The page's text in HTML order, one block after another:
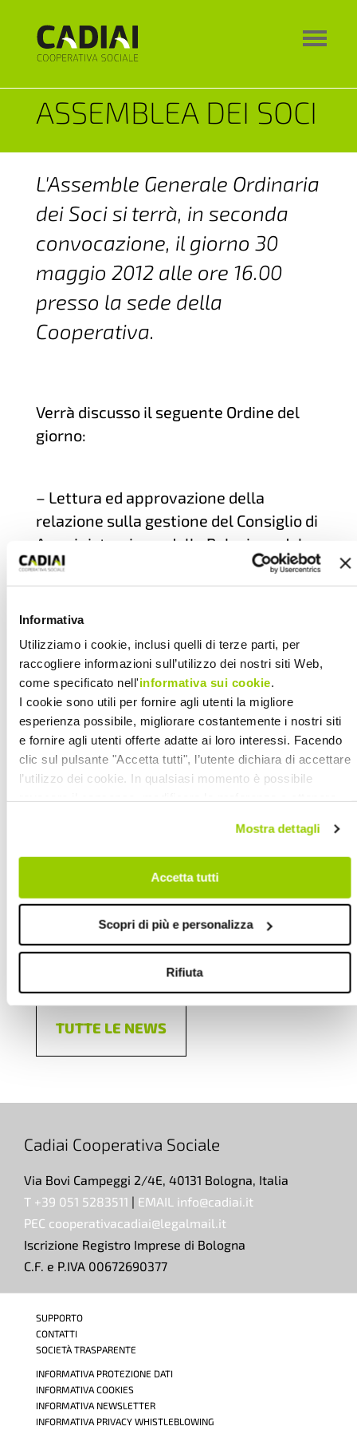
Informativa
Utilizziamo i cookie, inclusi quelli di terze parti, per
raccogliere informazioni sull’utilizzo dei nostri siti Web,
come specificato nell'informativa sui cookie.
I cookie sono utili per fornire agli utenti la migliore
esperienza possibile, migliorare costantemente i nostri siti
e fornire agli utenti offerte adatte ai loro interessi. Facendo
clic sul pulsante "Accetta tutti", l’utente dichiara di accettare
l’utilizzo dei cookie. In qualsiasi momento è possibile
su "Scopri di più e personalizza". Chiudendo questa
informativa con l’apposito tasto in alto a destra continui
Mostra dettagli
Accetta tutti
Scopri di più e personalizza
Rifiuta
ASSEMBLEA DEI SOCI
L'Assemble Generale Ordinaria
dei Soci si terrà, in seconda
convocazione, il giorno 30
maggio 2012 alle ore 16.00
presso la sede della
Cooperativa.
Verrà discusso il seguente Ordine del
giorno:
– Lettura ed approvazione della
relazione sulla gestione del Consiglio di
Amministrazione, della Relazione del
Collegio Sindacale e del Bilancio
Consuntivo al 31.12.2011;
– Presentazione del Bilancio Sociale
2011;
– Nomina Collegio Sindacale e
determinazione del compenso;
23.05.2012
TUTTE LE NEWS
Cadiai Cooperativa Sociale
Via Bovi Campeggi 2/4E, 40131 Bologna, Italia
T +39 051 5283511 | EMAIL info@cadiai.it
PEC cooperativacadiai@legalmail.it
Iscrizione Registro Imprese di Bologna
C.F. e P.IVA 00672690377
SUPPORTO
CONTATTI
SOCIETÀ TRASPARENTE
INFORMATIVA PROTEZIONE DATI
INFORMATIVA COOKIES
INFORMATIVA NEWSLETTER
INFORMATIVA PRIVACY WHISTLEBLOWING